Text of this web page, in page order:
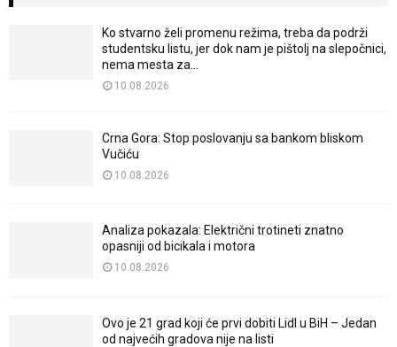
Ko stvarno želi promenu režima, treba da podrži
studentsku listu, jer dok nam je pištolj na slepočnici,
nema mesta za...
10.08.2026
Crna Gora: Stop poslovanju sa bankom bliskom
Vučiću
10.08.2026
Analiza pokazala: Električni trotineti znatno
opasniji od bicikala i motora
10.08.2026
Ovo je 21 grad koji će prvi dobiti Lidl u BiH – Jedan
od najvećih gradova nije na listi